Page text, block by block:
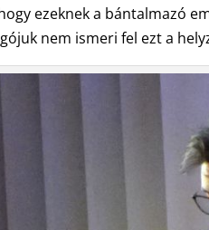
ezeknek a bántalmazó
nem ismeri fel ezt a